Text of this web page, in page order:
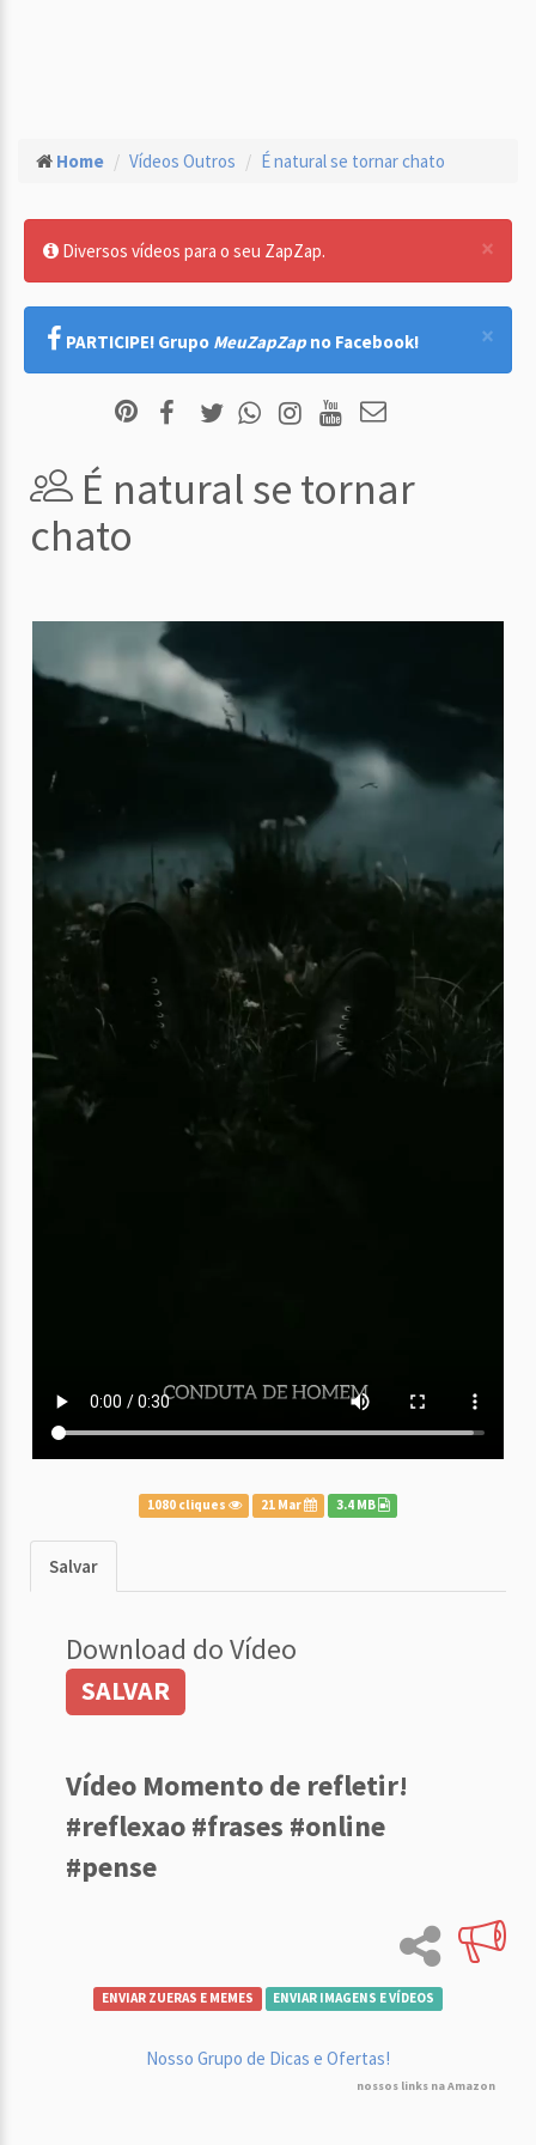
Home Vídeos Outros É natural se tornar chato
×
Diversos vídeos para o seu ZapZap.
×
PARTICIPE! Grupo MeuZapZap no Facebook!
É natural se tornar
chato
1080 cliques 21 Mar 3.4 MB
Salvar
Download do Vídeo
SALVAR
Vídeo Momento de refletir!
#reflexao #frases #online
#pense
ENVIAR ZUERAS E MEMES ENVIAR IMAGENS E VÍDEOS
Nosso Grupo de Dicas e Ofertas!
nossos links na Amazon